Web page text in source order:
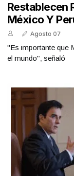
Restablecen
México Y
Agosto 07
"Es importante que
el mundo", señaló